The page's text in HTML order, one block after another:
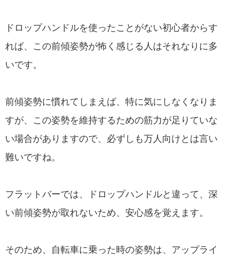
ドロップハンドルを使ったことがない初心者からす
れば、この前傾姿勢が怖く感じる人はそれなりに多
いです。
前傾姿勢に慣れてしまえば、特に気にしなくなりま
すが、この姿勢を維持するための筋力が足りていな
い場合がありますので、必ずしも万人向けとは言い
難いですね。
フラットバーでは、ドロップハンドルと違って、深
い前傾姿勢が取れないため、安心感を覚えます。
そのため、自転車に乗った時の姿勢は、アップライ